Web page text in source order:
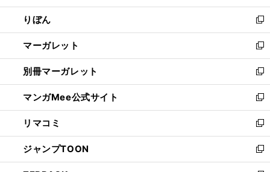
開
く
ウ
で
開
く
ン
ド
ウ
で
開
く
ウ
ィ
ン
ド
ウ
で
開
く
りぼん
新
し
い
ウ
ィ
ン
ド
ウ
で
開
く
マーガレット
新
し
い
ウ
ィ
ン
ド
ウ
で
開
別冊マーガレット
新
し
い
ウ
ィ
ン
ド
ウ
マンガMee公式サイト
新
し
い
ウ
ィ
ン
リマコミ
新
し
い
ウ
ジャンプTOON
新
し